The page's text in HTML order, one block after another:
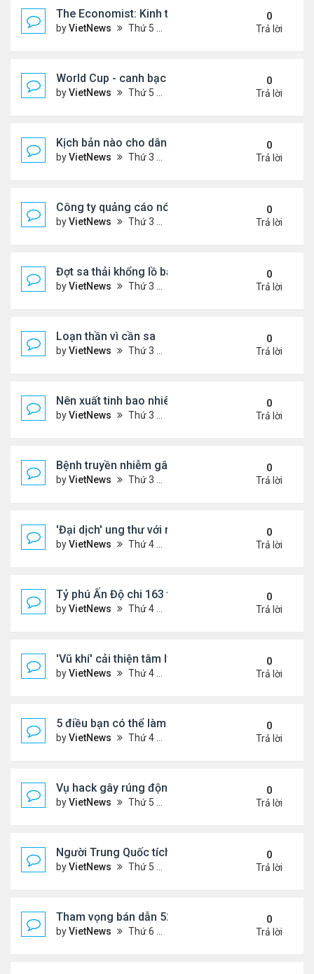
The Economist: Kinh tế thế giới suy thoái vẫn
byVietNews Thứ 5 Tháng 11 17, 2022 5:51 pm
0
Trả lời
World Cup - canh bạc 300 tỷ USD thay đổi hình
byVietNews Thứ 5 Tháng 11 17, 2022 4:48 pm
0
Trả lời
Kịch bản nào cho dân số thế giới sau mốc 8 tỷ
byVietNews Thứ 3 Tháng 11 15, 2022 5:02 pm
0
Trả lời
Công ty quảng cáo nói Twitter quá rủi ro
byVietNews Thứ 3 Tháng 11 15, 2022 4:56 pm
0
Trả lời
Đợt sa thải khổng lồ bắt đầu tại Amazon
byVietNews Thứ 3 Tháng 11 15, 2022 4:54 pm
0
Trả lời
Loạn thần vì cần sa
byVietNews Thứ 3 Tháng 10 25, 2022 4:45 pm
0
Trả lời
Nên xuất tinh bao nhiêu lần một tuần?
byVietNews Thứ 3 Tháng 10 25, 2022 4:24 pm
0
Trả lời
Bệnh truyền nhiễm gây chết người nhiều nhất thế
byVietNews Thứ 3 Tháng 10 25, 2022 4:19 pm
0
Trả lời
'Đại dịch' ung thư với người dưới 50 tuổi
byVietNews Thứ 4 Tháng 10 19, 2022 4:51 pm
0
Trả lời
Tỷ phú Ấn Độ chi 163 triệu USD mua biệt thự đắt
byVietNews Thứ 4 Tháng 10 19, 2022 4:44 pm
0
Trả lời
'Vũ khí' cải thiện tâm lý phụ nữ tuổi mãn kinh
byVietNews Thứ 4 Tháng 10 19, 2022 4:42 pm
0
Trả lời
5 điều bạn có thể làm để thăng tiến sự nghiệp
byVietNews Thứ 4 Tháng 10 19, 2022 4:40 pm
0
Trả lời
Vụ hack gây rúng động Australia
byVietNews Thứ 5 Tháng 9 29, 2022 4:48 pm
0
Trả lời
Người Trung Quốc tích cực mua bán đồ hiệu cũ
byVietNews Thứ 5 Tháng 9 29, 2022 4:43 pm
0
Trả lời
Tham vọng bán dẫn 52 tỷ USD 'khó nhằn' của Mỹ
byVietNews Thứ 6 Tháng 8 19, 2022 5:14 pm
0
Trả lời